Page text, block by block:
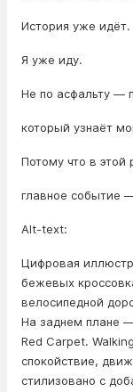
История уже идёт.
Я уже иду.
Не по асфальту —
который узнаёт
Потому что в этой
главное событие
Alt-text:
Цифровая
бежевых
велосипедной
На заднем плане
Red Carpet.
спокойствие,
стилизовано с